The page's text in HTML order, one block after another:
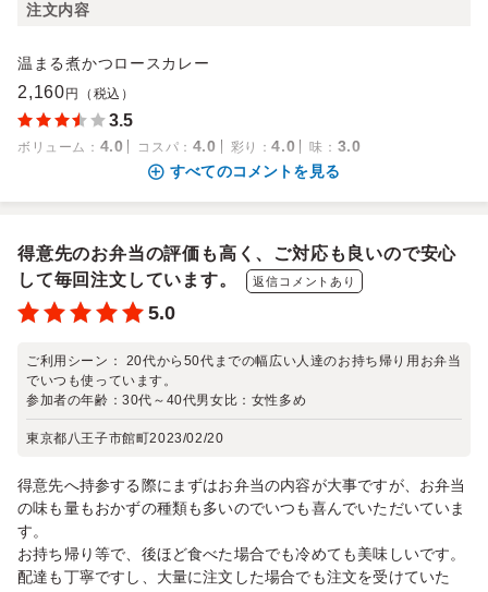
注文内容
温まる煮かつロースカレー
2,160 円（税込）
3.5
ボリューム ： 4.0 コスパ ： 4.0 彩り ：4.0 味 ： 3.0
すべてのコメントを見る
得意先のお弁当の評価も高く、ご対応も良いので安心
して毎回注文しています。
返信コメントあり
5.0
ご利用シーン： 20代から50代までの幅広い人達のお持ち帰り用お弁当
でいつも使っています。
参加者の年齢：30代～40代男女比： 女性多め
東京都八王子市館町2023/02/20
得意先へ持参する際にまずはお弁当の内容が大事ですが、お弁当
の味も量もおかずの種類も多いのでいつも喜んでいただいていま
す。
お持ち帰り等で、後ほど食べた場合でも冷めても美味しいです。
配達も丁寧ですし、大量に注文した場合でも注文を受けていた